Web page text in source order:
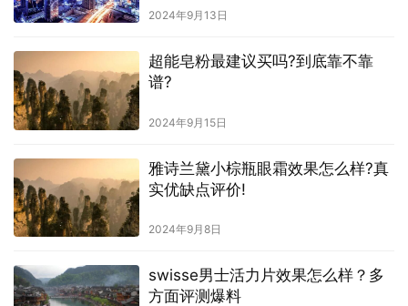
2024年9月13日
超能皂粉最建议买吗?到底靠不靠
谱?
2024年9月15日
雅诗兰黛小棕瓶眼霜效果怎么样?真
实优缺点评价!
2024年9月8日
swisse男士活力片效果怎么样？多
方面评测爆料